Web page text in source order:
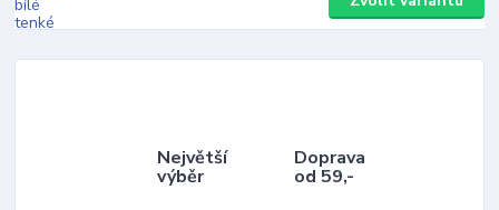
Největší
výběr
Doprava
od 59,-